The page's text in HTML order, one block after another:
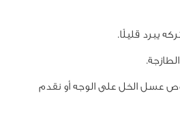
يبرد قليلًا.
عسل الخل على الوجه أو نقدم